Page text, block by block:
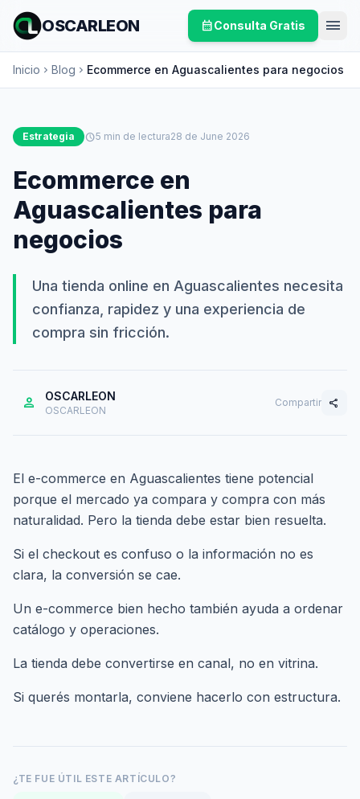
OSCARLEON calendar_monthConsulta Gratis menu
Inicio chevron_right Blog chevron_right Ecommerce en Aguascalientes para negocios
Estrategia schedule5 min de lectura28 de June 2026
Ecommerce en
Aguascalientes para
negocios
Una tienda online en Aguascalientes necesita
confianza, rapidez y una experiencia de
compra sin fricción.
person OSCARLEON
OSCARLEON
Compartir share
El e-commerce en Aguascalientes tiene potencial
porque el mercado ya compara y compra con más
naturalidad. Pero la tienda debe estar bien resuelta.
Si el checkout es confuso o la información no es
clara, la conversión se cae.
Un e-commerce bien hecho también ayuda a ordenar
catálogo y operaciones.
La tienda debe convertirse en canal, no en vitrina.
Si querés montarla, conviene hacerlo con estructura.
¿TE FUE ÚTIL ESTE ARTÍCULO?